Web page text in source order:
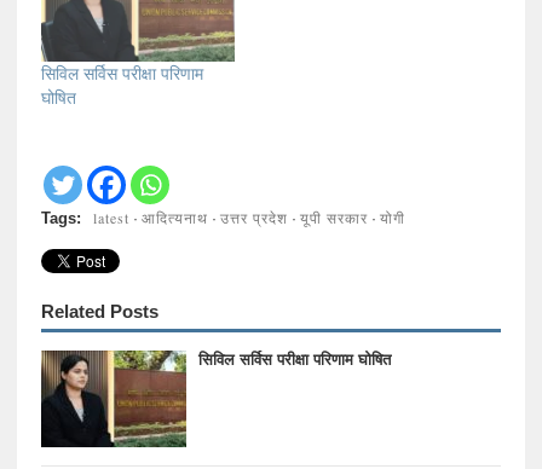
सिविल सर्विस परीक्षा परिणाम
घोषित
Tags: latest · आदित्यनाथ · उत्तर प्रदेश · यूपी सरकार· योगी
Related Posts
सिविल सर्विस परीक्षा परिणाम घोषित